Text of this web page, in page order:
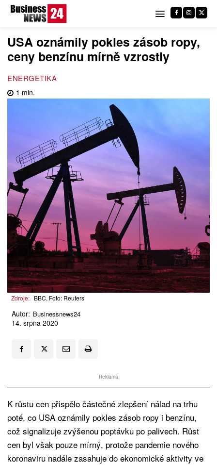
USA oznámily pokles zásob ropy,
ceny benzínu mírně vzrostly
ENERGETIKA
1 min.
Zdroje: BBC, Foto: Reuters
Autor: Businessnews24
14. srpna 2020
Reklama
K růstu cen přispělo částečné zlepšení nálad na trhu
poté, co USA oznámily pokles zásob ropy i benzínu,
což signalizuje zvýšenou poptávku po palivech. Růst
cen byl však pouze mírný, protože pandemie nového
koronaviru nadále zasahuje do ekonomické aktivity ve